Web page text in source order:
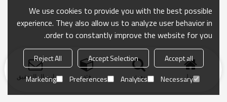
منزل بحث فئة ارسال التحقيق
We use cookies to provide you with the best possible
experience. They also allow us to analyze user behavior in
order to constantly improve the website for you.
Accept all
Accept Selection
Reject All
Necessary
Analytics
Preferences
Marketing